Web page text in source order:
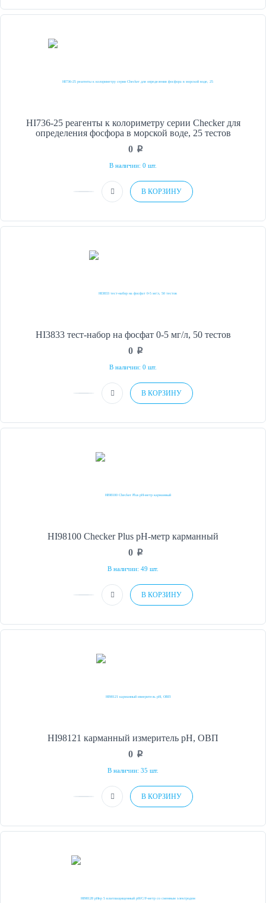
HI736-25 реагенты к колориметру серии Checker для
определения фосфора в морской воде, 25 тестов
0 p
В наличии: 0 шт.
В КОРЗИНУ
HI3833 тест-набор на фосфат 0-5 мг/л, 50 тестов
0 p
В наличии: 0 шт.
В КОРЗИНУ
HI98100 Checker Plus рН-метр карманный
0 p
В наличии: 49 шт.
В КОРЗИНУ
HI98121 карманный измеритель рН, ОВП
0 p
В наличии: 35 шт.
В КОРЗИНУ